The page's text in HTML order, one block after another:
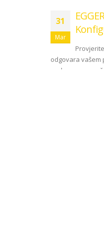
31
Mar
odgovara
podova vam